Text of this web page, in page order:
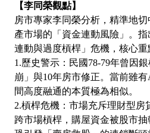
【李同榮觀點】
房市專家李同榮分析，精準地
產市場的「資金連動風險」。
連動與過度槓桿」危機，核心重
1.歷史警示：民國78-79年曾因
崩」與10年房市修正。當前雖
間高度融通的本質極為相似。
2.槓桿危機：市場充斥理財型房
跨市場槓桿，購屋資金被股市抽